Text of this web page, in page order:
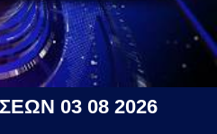
03 08 2026